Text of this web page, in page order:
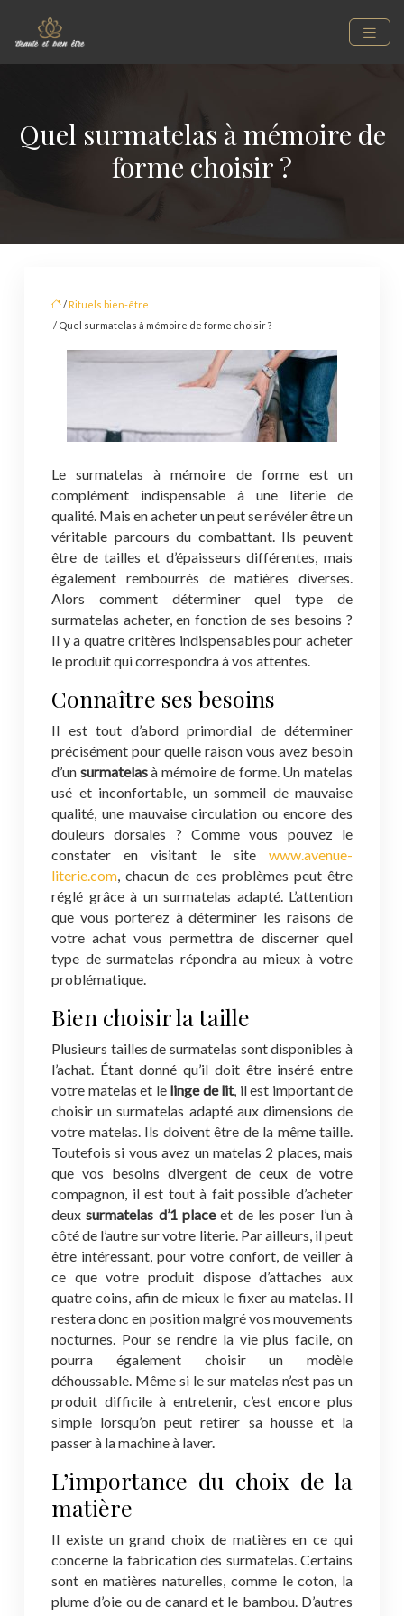
Quel surmatelas à mémoire de
forme choisir ?
/ Rituels bien-être
/ Quel surmatelas à mémoire de forme choisir ?
Le surmatelas à mémoire de forme est un
complément indispensable à une literie de
qualité. Mais en acheter un peut se révéler être un
véritable parcours du combattant. Ils peuvent
être de tailles et d’épaisseurs différentes, mais
également rembourrés de matières diverses.
Alors comment déterminer quel type de
surmatelas acheter, en fonction de ses besoins ?
Il y a quatre critères indispensables pour acheter
le produit qui correspondra à vos attentes.
Connaître ses besoins
Il est tout d’abord primordial de déterminer
précisément pour quelle raison vous avez besoin
d’un surmatelasà mémoire de forme. Un matelas
usé et inconfortable, un sommeil de mauvaise
qualité, une mauvaise circulation ou encore des
douleurs dorsales ? Comme vous pouvez le
constater en visitant le site www.avenue-
literie.com, chacun de ces problèmes peut être
réglé grâce à un surmatelas adapté. L’attention
que vous porterez à déterminer les raisons de
votre achat vous permettra de discerner quel
type de surmatelas répondra au mieux à votre
problématique.
Bien choisir la taille
Plusieurs tailles de surmatelas sont disponibles à
l’achat. Étant donné qu’il doit être inséré entre
votre matelas et le linge de lit, il est important de
choisir un surmatelas adapté aux dimensions de
votre matelas. Ils doivent être de la même taille.
Toutefois si vous avez un matelas 2 places, mais
que vos besoins divergent de ceux de votre
compagnon, il est tout à fait possible d’acheter
deuxsurmatelas d’1 placeet de les poser l’un à
côté de l’autre sur votre literie. Par ailleurs, il peut
être intéressant, pour votre confort, de veiller à
ce que votre produit dispose d’attaches aux
quatre coins, afin de mieux le fixer au matelas. Il
restera donc en position malgré vos mouvements
nocturnes. Pour se rendre la vie plus facile, on
pourra également choisir un modèle
déhoussable. Même si le sur matelas n’est pas un
produit difficile à entretenir, c’est encore plus
simple lorsqu’on peut retirer sa housse et la
passer à la machine à laver.
L’importance du choix de la
matière
Il existe un grand choix de matières en ce qui
concerne la fabrication des surmatelas. Certains
sont en matières naturelles, comme le coton, la
plume d’oie ou de canard et le bambou. D’autres